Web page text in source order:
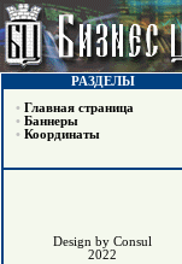
РАЗДЕЛЫ
• Главная страница
• Баннеры
• Координаты
Design by Consul
2022